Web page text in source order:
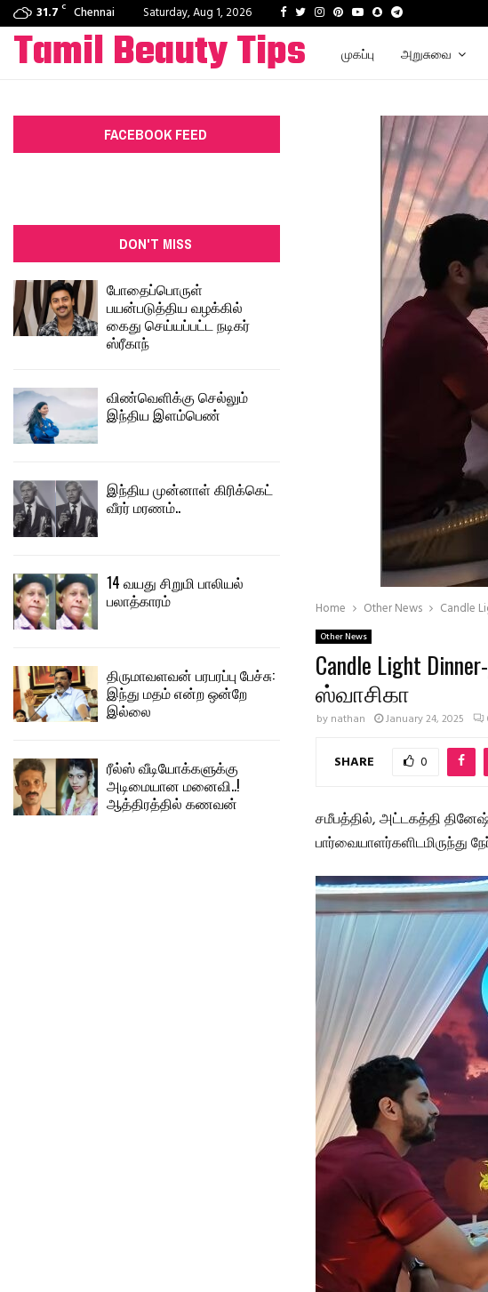
31.7 C Chennai Saturday, Aug 1, 2026 Facebook
TwitterInstagram
PinterestYoutube
SnapchatTelegram
Tamil Beauty Tips முகப்பு அறுசுவை
Home Other News Candle
Other News
Candle Light
ஸ்வாசிகா
by nathan January 24, 2025
SHARE 0
சமீபத்தில், அட்டகத்தி தினேஷ்
பார்வையாளர்களிடமிருந்து
FACEBOOK FEED
DON'T MISS
போதைப்பொருள்
பயன்படுத்திய வழக்கில்
கைது செய்யப்பட்ட நடிகர்
ஸ்ரீகாந்
விண்வெளிக்கு செல்லும்
இந்திய இளம்பெண்
இந்திய முன்னாள் கிரிக்கெட்
வீரர் மரணம்..
14 வயது சிறுமி பாலியல்
பலாத்காரம்
திருமாவளவன் பரபரப்பு பேச்சு:
இந்து மதம் என்ற ஒன்றே
இல்லை
ரீல்ஸ் வீடியோக்களுக்கு
அடிமையான மனைவி..!
ஆத்திரத்தில் கணவன்